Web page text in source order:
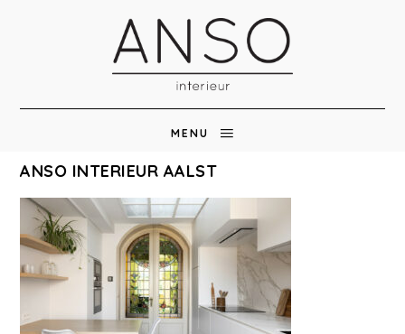
MENU
ANSO INTERIEUR AALST